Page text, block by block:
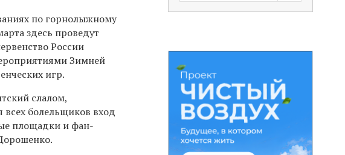
по горнолыжному
здесь проведут
России
Зимней
игр.
слалом,
всех болельщиков вход
площадки и фан-